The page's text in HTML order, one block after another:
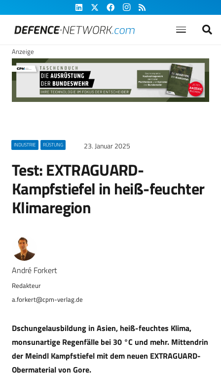
Anzeige
INDUSTRIE RÜSTUNG 23. Januar 2025
Test: EXTRAGUARD-
Kampfstiefel in heiß-feuchter
Klimaregion
André Forkert
a.forkert@cpm-verlag.de
Dschungelausbildung in Asien, heiß-feuchtes Klima,
monsunartige Regenfälle bei 30 °C und mehr. Mittendrin
der Meindl Kampfstiefel mit dem neuen EXTRAGUARD-
Obermaterial von Gore.